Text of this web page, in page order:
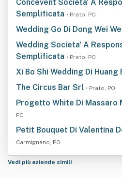
Concevent Societa' A
Semplificata • Prato, PO
Wedding Go Di Dong Wei
Wedding Societa' A
Semplificata • Prato, PO
Xi Bo Shi Wedding Di Huang
The Circus Bar Srl • Prato, PO
Progetto White Di Massaro
PO
Petit Bouquet Di Valentina
Carmignano, PO
Vedi più aziende simili